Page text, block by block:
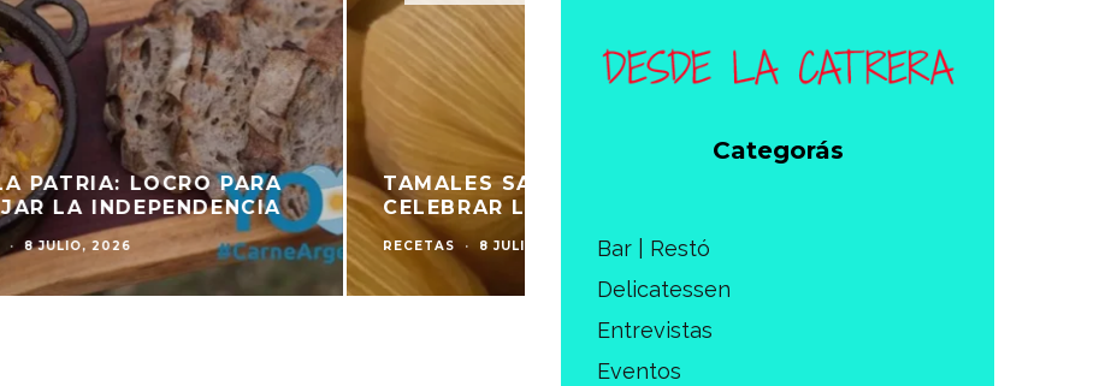
GUISO DE ASADO PARA
CELEBRAR LA INDEPENDENCIA
RECETAS 8 JULIO, 2026
Categorás
Bar | Restó
Delicatessen
Entrevistas
Eventos